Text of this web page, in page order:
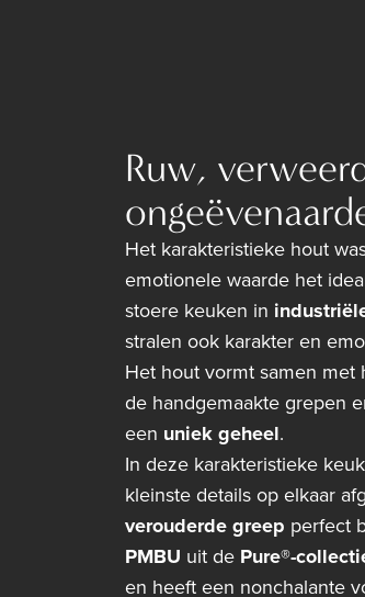
Ruw,
Het karakteristieke hout
emotionele waarde het
stoere keuken in
stralen ook karakter en
Het hout vormt samen met
de handgemaakte grepen
een uniek geheel.
In deze karakteristieke
kleinste details op elkaar
verouderde greep perfect
PMBU uit de Pure®-
en heeft een nonchalante